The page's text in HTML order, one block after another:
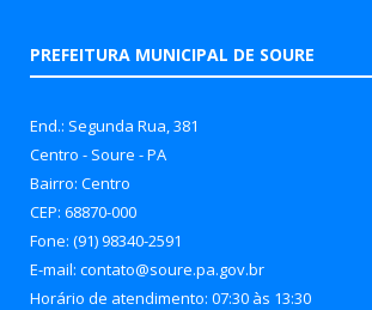
PREFEITURA MUNICIPAL DE SOURE
End.: Segunda Rua, 381
Centro - Soure - PA
Bairro: Centro
CEP: 68870-000
Fone: (91) 98340-2591
E-mail: contato@soure.pa.gov.br
Horário de atendimento: 07:30 às 13:30